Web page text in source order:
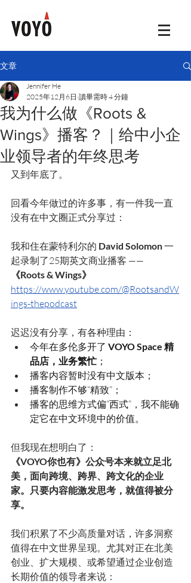
文章
我为什么做《Roots &
Wings》播客？｜给中小企
业领导者的年终思考
Jennifer He
2025年12月6日 讀畢需時 4 分鐘
又到年底了。
回看今年做过的许多事，有一件我一直
没有在中文圈正式分享过：
我和住在蒙特利尔的 David Solomon 一
起录制了25期英文商业播客 ——
《Roots & Wings》
https://www.youtube.com/@RootsandW
ings-thepodcast
迟迟没有分享，有各种理由：
今年在多伦多开了 VOYO Space 精
品店，业务繁忙；
播客内容暂时没有中文版本；
播客制作不够“精致”；
播客的思维方式偏“西式”，我不能确
定它在中文环境中的价值。
但我现在想明白了：
《VOYO你也有》公众号本来就立足北
美，面向跨境、跨界、跨文化的企业
家。只要内容能激发思考，就值得被分
享。
我们积累了不少高质量对话，许多洞察
值得在中文世界呈现。尤其对正在北美
创业、扩大规模、或希望通过企业创造
长期价值的领导者来说：